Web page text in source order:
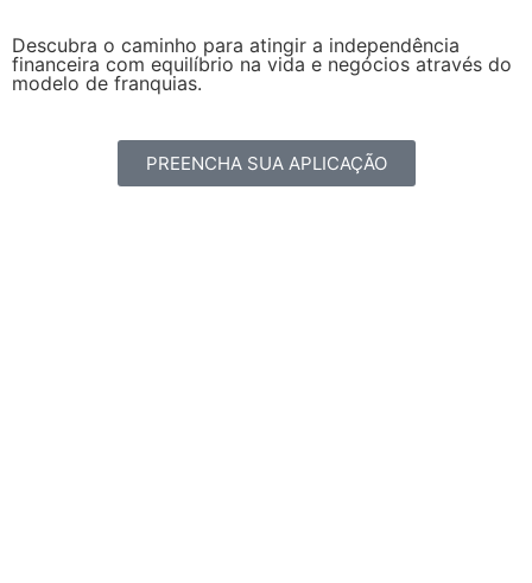
Descubra o caminho para atingir a independência
financeira com equilíbrio na vida e negócios através do
modelo de franquias.
PREENCHA SUA APLICAÇÃO